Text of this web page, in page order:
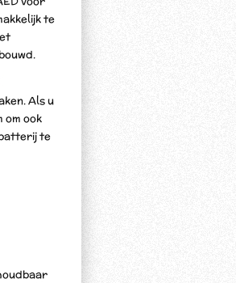
te
Als u
om ook
te